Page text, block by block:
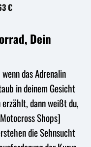
€
Dein
das Adrenalin
in deinem Gesicht
dann weißt du,
Shops]
die Sehnsucht